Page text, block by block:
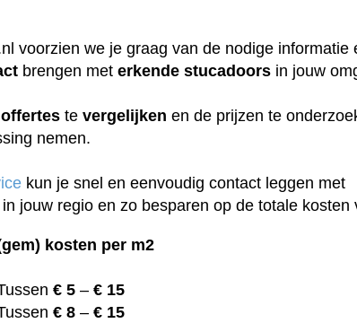
voorzien we je graag van de nodige informatie
brengen meterkende stucadoors in jouw
offertes tevergelijken en de prijzen te
nemen.
kun je snel en eenvoudig contact leggen met
jouw regio en zo besparen op de totale kosten
kosten per m2
€ 5 –€ 15
€ 8 –€ 15